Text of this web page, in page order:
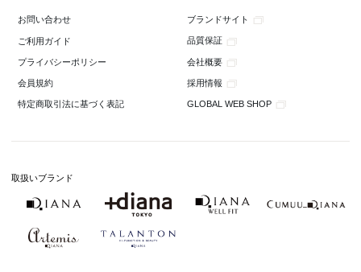
お問い合わせ ブランドサイト
ご利用ガイド 品質保証
プライバシーポリシー 会社概要
会員規約 採用情報
特定商取引法に基づく表記 GLOBAL WEB SHOP
取扱いブランド